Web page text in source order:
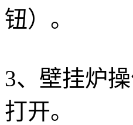
钮）。
3、壁挂炉
打开。